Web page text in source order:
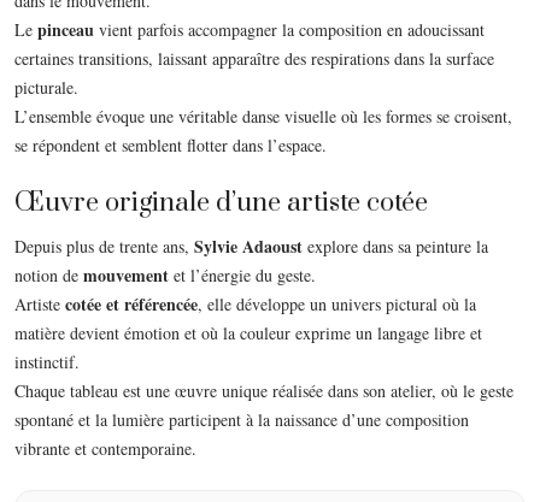
Le pinceau vient parfois accompagner la composition en adoucissant
certaines transitions, laissant apparaître des respirations dans la surface
picturale.
L’ensemble évoque une véritable danse visuelle où les formes se croisent,
se répondent et semblent flotter dans l’espace.
Œuvre originale d’une artiste cotée
Depuis plus de trente ans, Sylvie Adaoust explore dans sa peinture la
notion de mouvement et l’énergie du geste.
Artiste cotée et référencée, elle développe un univers pictural où la
matière devient émotion et où la couleur exprime un langage libre et
instinctif.
Chaque tableau est une œuvre unique réalisée dans son atelier, où le geste
spontané et la lumière participent à la naissance d’une composition
vibrante et contemporaine.